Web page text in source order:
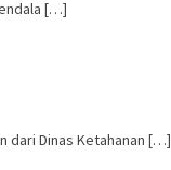
[…]
dari Dinas Ketahanan […]